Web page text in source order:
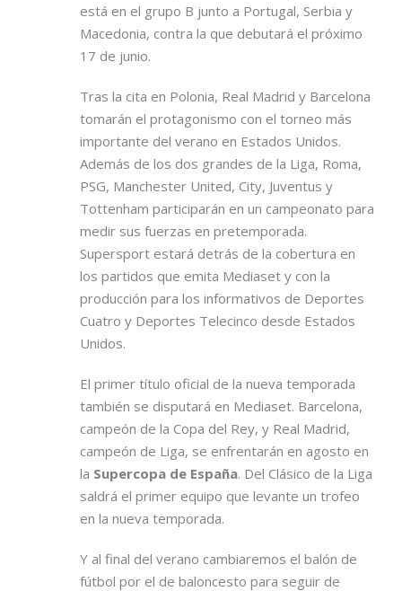
está en el grupo B junto a Portugal, Serbia y
Macedonia, contra la que debutará el próximo
17 de junio.
Tras la cita en Polonia, Real Madrid y Barcelona
tomarán el protagonismo con el torneo más
importante del verano en Estados Unidos.
Además de los dos grandes de la Liga, Roma,
PSG, Manchester United, City, Juventus y
Tottenham participarán en un campeonato para
medir sus fuerzas en pretemporada.
Supersport estará detrás de la cobertura en
los partidos que emita Mediaset y con la
producción para los informativos de Deportes
Cuatro y Deportes Telecinco desde Estados
Unidos.
El primer título oficial de la nueva temporada
también se disputará en Mediaset. Barcelona,
campeón de la Copa del Rey, y Real Madrid,
campeón de Liga, se enfrentarán en agosto en
la Supercopa de España. Del Clásico de la Liga
saldrá el primer equipo que levante un trofeo
en la nueva temporada.
Y al final del verano cambiaremos el balón de
fútbol por el de baloncesto para seguir de